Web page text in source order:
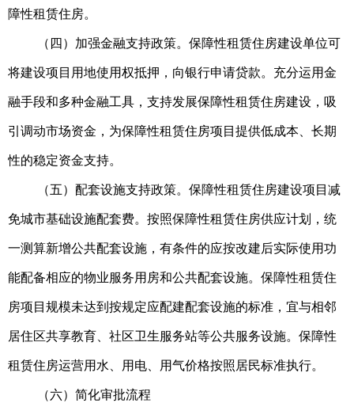
障性租赁住房。
（四）加强金融支持政策。保障性租赁住房建设单位可
将建设项目用地使用权抵押，向银行申请贷款。充分运用金
融手段和多种金融工具，支持发展保障性租赁住房建设，吸
引调动市场资金，为保障性租赁住房项目提供低成本、长期
性的稳定资金支持。
（五）配套设施支持政策。保障性租赁住房建设项目减
免城市基础设施配套费。按照保障性租赁住房供应计划，统
一测算新增公共配套设施，有条件的应按改建后实际使用功
能配备相应的物业服务用房和公共配套设施。保障性租赁住
房项目规模未达到按规定应配建配套设施的标准，宜与相邻
居住区共享教育、社区卫生服务站等公共服务设施。保障性
租赁住房运营用水、用电、用气价格按照居民标准执行。
（六）简化审批流程